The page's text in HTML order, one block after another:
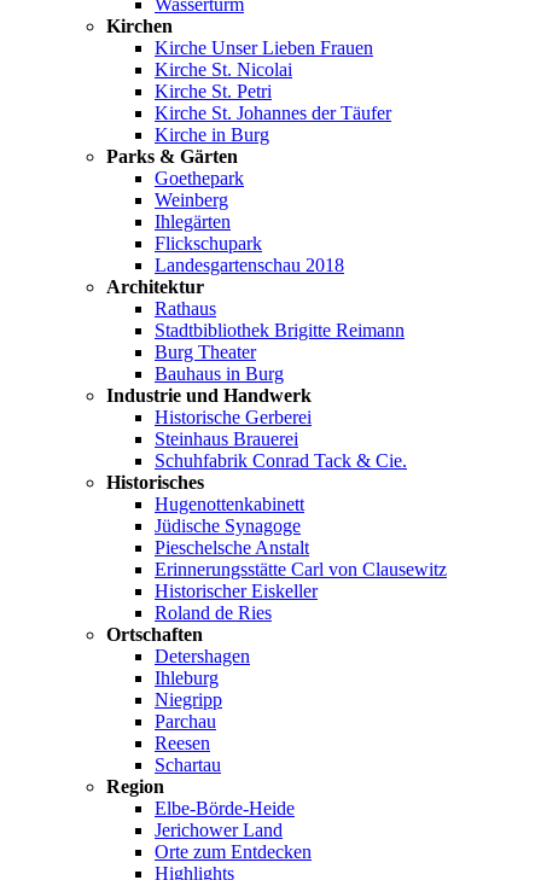
Wasserturm
Kirchen
Kirche Unser Lieben Frauen
Kirche St. Nicolai
Kirche St. Petri
Kirche St. Johannes der Täufer
Kirche in Burg
Parks & Gärten
Goethepark
Weinberg
Ihlegärten
Flickschupark
Landesgartenschau 2018
Architektur
Rathaus
Stadtbibliothek Brigitte Reimann
Burg Theater
Bauhaus in Burg
Industrie und Handwerk
Historische Gerberei
Steinhaus Brauerei
Schuhfabrik Conrad Tack & Cie.
Historisches
Hugenottenkabinett
Jüdische Synagoge
Pieschelsche Anstalt
Erinnerungsstätte Carl von Clausewitz
Historischer Eiskeller
Roland de Ries
Ortschaften
Detershagen
Ihleburg
Niegripp
Parchau
Reesen
Schartau
Region
Elbe-Börde-Heide
Jerichower Land
Orte zum Entdecken
Highlights